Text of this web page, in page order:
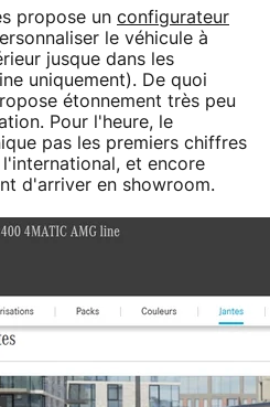
propose un configurateur
le véhicule à
jusque dans les
uniquement). De quoi
étonnement très peu
Pour l'heure, le
pas les premiers chiffres
et encore
d'arriver en showroom.